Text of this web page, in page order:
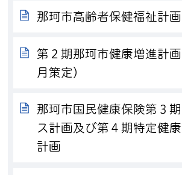
那珂市高齢者保健福祉計画
第２期那珂市健康増進計
月策定）
那珂市国民健康保険第３
ス計画及び第４期特定健
計画